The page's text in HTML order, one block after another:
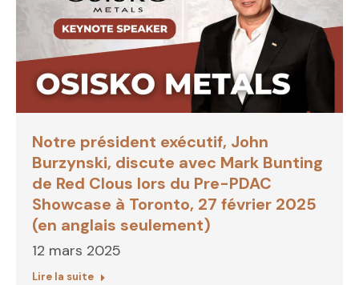
Notre président exécutif, John
Burzynski, discute avec Mark Bunting
de Red Clous lors du Pre-PDAC
Showcase à Toronto, 27 février 2025
(en anglais seulement)
12 mars 2025
Lire la suite